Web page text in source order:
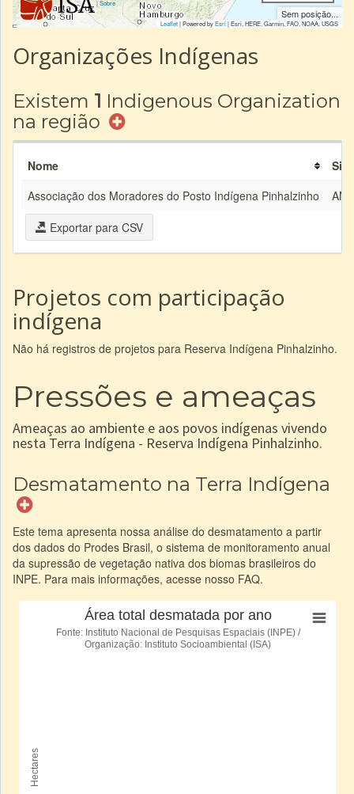
|Sobre
Sem posição...
Leaflet| Powered byEsri|Esri, HERE, Garmin, FAO, NOAA, USGS
Organizações Indígenas
Existem 1 Indigenous Organization
na região
Nome
Associação dos Moradores do Posto Indígena Pinhalzinho
Exportar para CSV
Projetos com participação
indígena
Não há registros de projetos para Reserva Indígena Pinhalzinho.
Pressões e ameaças
Ameaças ao ambiente e aos povos indígenas vivendo
nesta Terra Indígena - Reserva Indígena Pinhalzinho.
Desmatamento na Terra Indígena
Este tema apresenta nossa análise do desmatamento a partir
dos dados do Prodes Brasil, o sistema de monitoramento anual
da supressão de vegetação nativa dos biomas brasileiros do
INPE. Para mais informações, acesse nosso FAQ.